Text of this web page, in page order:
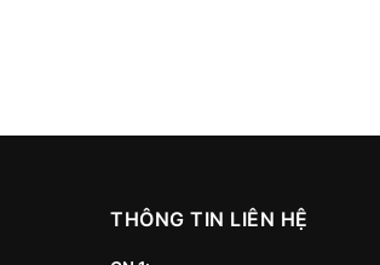
THÔNG TIN LIÊN HỆ